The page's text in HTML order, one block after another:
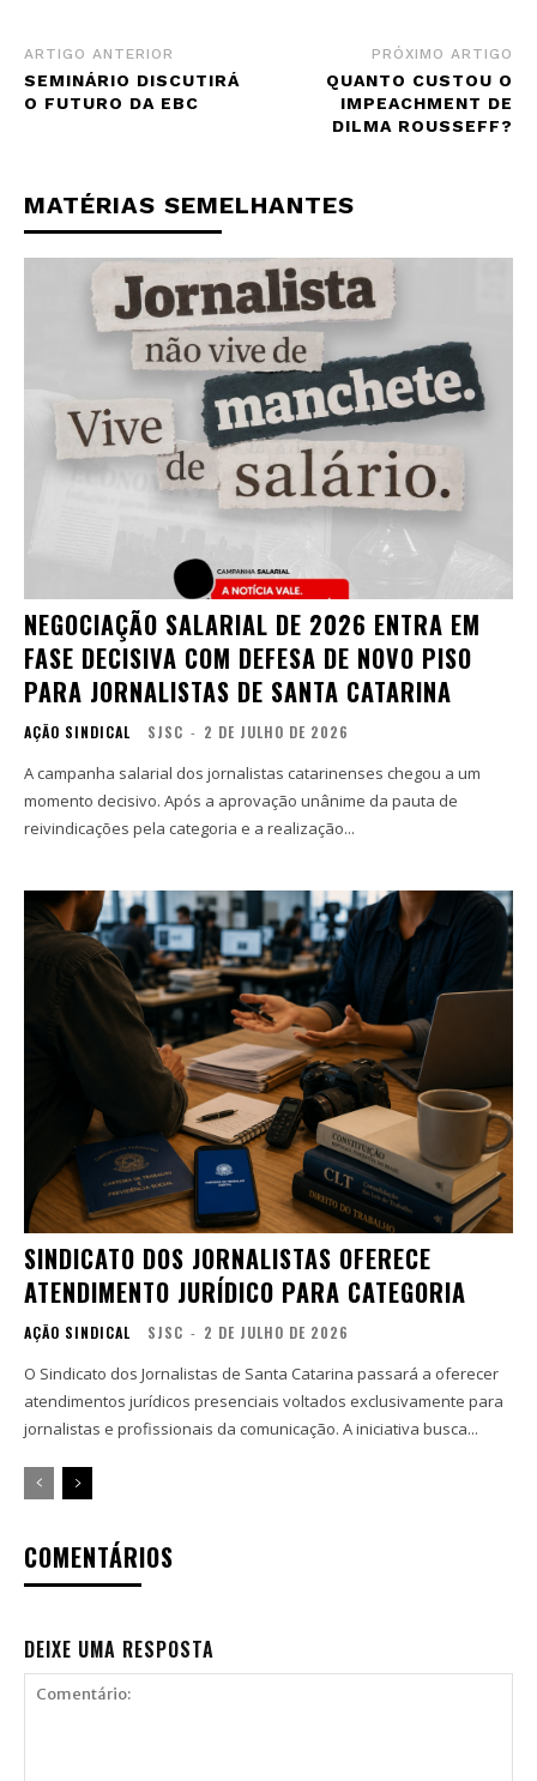
ARTIGO ANTERIOR
SEMINÁRIO DISCUTIRÁ
O FUTURO DA EBC
PRÓXIMO ARTIGO
QUANTO CUSTOU O
IMPEACHMENT DE
DILMA ROUSSEFF?
MATÉRIAS SEMELHANTES
NEGOCIAÇÃO SALARIAL DE 2026 ENTRA EM
FASE DECISIVA COM DEFESA DE NOVO PISO
PARA JORNALISTAS DE SANTA CATARINA
AÇÃO SINDICAL SJSC - 2 DE JULHO DE 2026
A campanha salarial dos jornalistas catarinenses chegou a um
momento decisivo. Após a aprovação unânime da pauta de
reivindicações pela categoria e a realização...
SINDICATO DOS JORNALISTAS OFERECE
ATENDIMENTO JURÍDICO PARA CATEGORIA
AÇÃO SINDICAL SJSC - 2 DE JULHO DE 2026
O Sindicato dos Jornalistas de Santa Catarina passará a oferecer
atendimentos jurídicos presenciais voltados exclusivamente para
jornalistas e profissionais da comunicação. A iniciativa busca...
COMENTÁRIOS
DEIXE UMA RESPOSTA